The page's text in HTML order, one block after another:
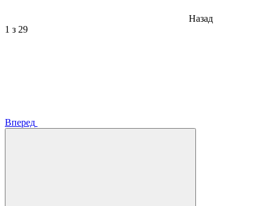
Назад
1 з 29
Вперед